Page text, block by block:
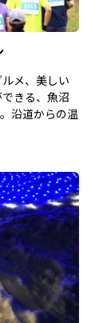
メ、美しい
きる、魚沼
沿道からの温